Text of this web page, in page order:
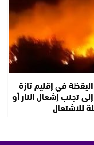
في إقليم تازة
تجنب إشعال النار أو
للاشتعال